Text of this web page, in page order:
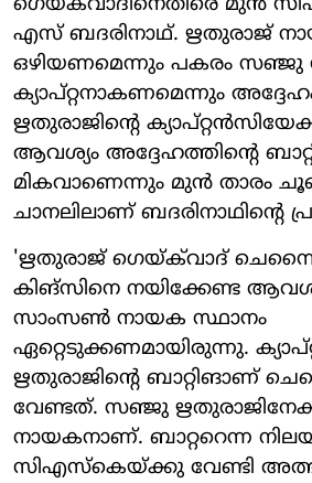
എസ് ബദരിനാഥ്. ഋതുരാജ്
ഒഴിയണമെന്നും പകരം
ക്യാപ്റ്റനാകണമെന്നും
ഋതുരാജിന്റെ
ആവശ്യം അ​ദ്ദേഹത്തിന്റെ
മികവാണെന്നും മുൻ താരം
ചാനലിലാണ് ബദരിനാഥിന്റെ
'ഋതുരാജ് ​ഗെയ്ക്‌വാദ്
കിങ്സിനെ നയിക്കേണ്ട
സാംസൺ നായക സ്ഥാനം
ഏറ്റെടുക്കണമായിരുന്നു.
ഋതുരാജിന്റെ ബാറ്റിങാണ്
വേണ്ടത്. സഞ്ജു
നായകനാണ്. ബാറ്ററെന്ന
സിഎസ്കെയ്ക്കു വേണ്ടി